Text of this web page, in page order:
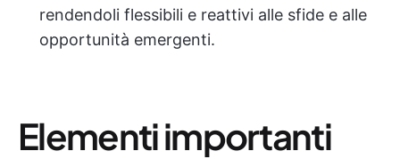
rendendoli flessibili e reattivi alle sfide e alle
opportunità emergenti.
Elementi importanti